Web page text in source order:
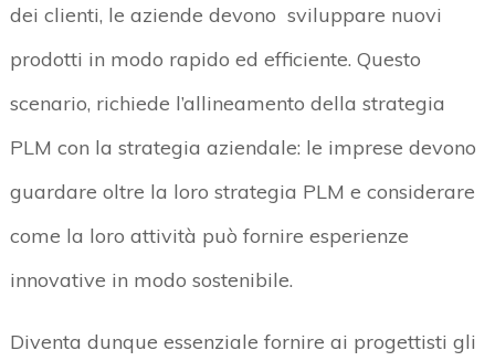
dei clienti, le aziende devono sviluppare nuovi
prodotti in modo rapido ed efficiente. Questo
scenario, richiede l’allineamento della strategia
PLM con la strategia aziendale: le imprese devono
guardare oltre la loro strategia PLM e considerare
come la loro attività può fornire esperienze
innovative in modo sostenibile.
Diventa dunque essenziale fornire ai progettisti gli